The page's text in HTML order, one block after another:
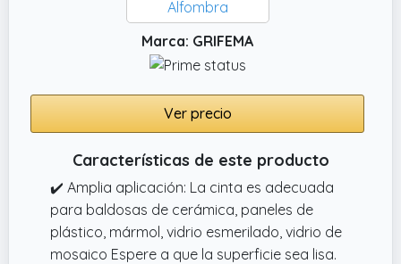
Marca: GRIFEMA
Ver precio
Características de este producto
✔️ Amplia aplicación: La cinta es adecuada
para baldosas de cerámica, paneles de
plástico, mármol, vidrio esmerilado, vidrio de
mosaico Espere a que la superficie sea lisa.